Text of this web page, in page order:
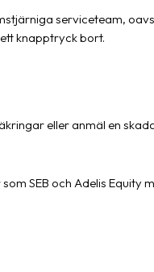
serviceteam,
knapptryck bort.
eller anmäl en
SEB och Adelis Equity